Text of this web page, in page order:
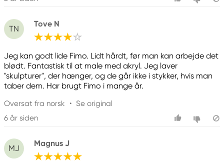
TN
Tove N
Jeg kan godt lide Fimo. Lidt hårdt, før man kan arbejde det
blødt. Fantastisk til at male med akryl. Jeg laver
"skulpturer", der hænger, og de går ikke i stykker, hvis man
taber dem. Har brugt Fimo i mange år.
Oversat fra norsk • Se original
6 år siden
MJ
Magnus J